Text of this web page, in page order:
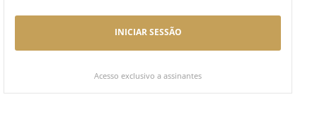
INICIAR SESSÃO
Acesso exclusivo a assinantes